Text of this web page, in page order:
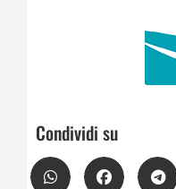
Condividi su